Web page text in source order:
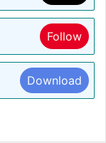
Follow
Download